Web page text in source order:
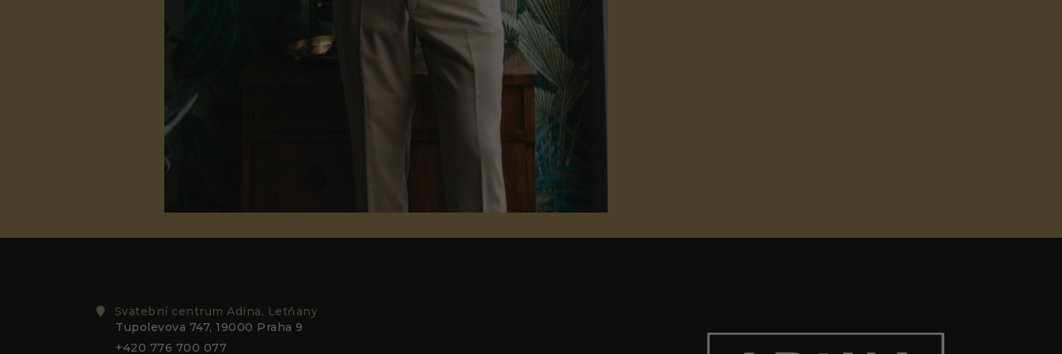
Svatební centrum Adina, Letňany
Tupolevova 747, 19000 Praha 9
+420 776 700 077